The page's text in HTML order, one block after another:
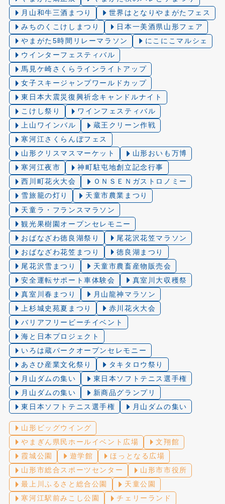
月山和牛三酒まつり
世界はとなりやまがたフェス
みちのくこけしまつり
日本一美酒県山形フェア
やまがた5時間リレーマラソン
にこにこマルシェ
ウインターフェスティバル
馬見ケ崎さくらラインライトアップ
女子スキージャンプワールドカップ
東日本大震災復興祈念キャンドルナイト
こけし祭り
ワインフェスティバル
上山ワインバル
蔵王クリーン作戦
寒河江さくらんぼフェス
山形クリスマスマーケット
山形おいも万博
寒河江夜市
神町駐屯地創立記念行事
西川町花火大会
ＯＮＳＥＮガストロノミー
雪旅籠の灯り️
天童市農業まつり
天童ラ・フランスマラソン
観光果樹園オープンセレモニー
おばなざわ徳良湖祭り
尾花沢花笠マラソン
おばなざわ花笠まつり
徳良湖まつり
尾花沢雪まつり
天童市農畜産物販売会
安全運転サポート車体験会
真室川大収穫祭
真室川春まつり
月山龍神マラソン
上杉城史苑夏まつり
赤川花火大会
バリアフリービーチイベント
海と日本プロジェクト
いろは蔵パークオープンセレモニー
あさひ産業文化祭り
タキタロウ祭り
月山ダムの集い
東日本ソフトテニス選手権
月山ダムの集い
新商品グランプリ
東日本ソフトテニス選手権
月山ダムの集い
山形ビッグウイング
やまぎん県民ホールイベント広場
文翔館
霞城公園
遊学館
ほっとなる広場
山形市総合スポーツセンター
山形市市役所
最上川ふるさと総合公園
天童公園
寒河江駅前みこし公園
チェリーランド